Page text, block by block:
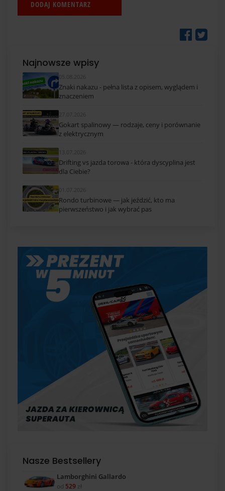
Najnowsze wpisy
05.08.2026
Znaki nakazu - pełna lista z opisem, wyglądem i
znaczeniem
27.07.2026
Gokart spalinowy — rodzaje, ceny i porównanie
z elektrycznym
13.07.2026
Drifting vs jazda torowa - która dyscyplina jest
dla Ciebie?
01.07.2026
Rondo turbinowe — jak jeździć, kto ma
pierwszeństwo i jak wybrać pas
Nasze Bestsellery
Lamborghini Gallardo
od 529 zł